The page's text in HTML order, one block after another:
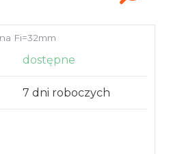
Fi=32mm
dostępne
7 dni roboczych